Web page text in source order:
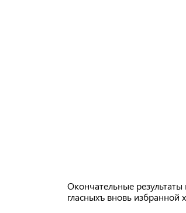
Окончательные
гласныхъ вновь избранной